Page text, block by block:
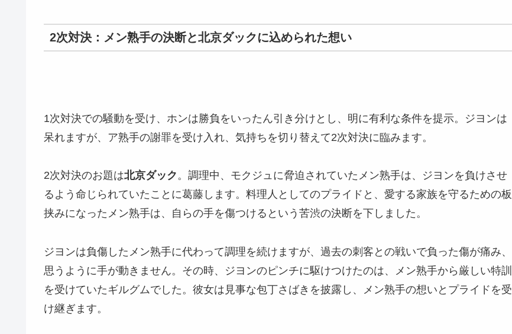
2次対決：メン熟手の決断と北京ダックに込められた想い
1次対決での騒動を受け、ホンは勝負をいったん引き分けとし、明に有利な条件を提示。ジヨンは
呆れますが、ア熟手の謝罪を受け入れ、気持ちを切り替えて2次対決に臨みます。
2次対決のお題は北京ダック。調理中、モクジュに脅迫されていたメン熟手は、ジヨンを負けさせ
るよう命じられていたことに葛藤します。料理人としてのプライドと、愛する家族を守るための板
挟みになったメン熟手は、自らの手を傷つけるという苦渋の決断を下しました。
ジヨンは負傷したメン熟手に代わって調理を続けますが、過去の刺客との戦いで負った傷が痛み、
思うように手が動きません。その時、ジヨンのピンチに駆けつけたのは、メン熟手から厳しい特訓
を受けていたギルグムでした。彼女は見事な包丁さばきを披露し、メン熟手の想いとプライドを受
け継ぎます。